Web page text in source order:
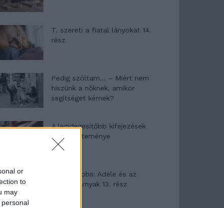
or
to
may
T. szereti a fiatal lányokat 14.
rész
Pedig szóltam… – Miért nem
hiszünk a nőknek, amikor
segítséget kérnek?
A legidegesítőbb kifejezések
laza gyűjteménye
Elyna Robbs: Adéle és az
örökölt árnyak 13. rész